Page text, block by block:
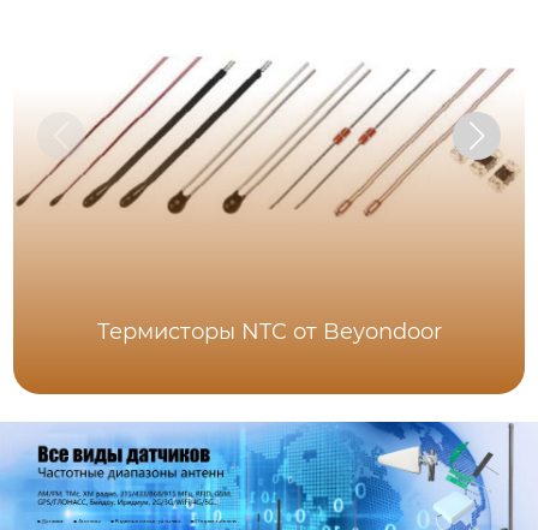
Термисторы NTC от Beyondoor